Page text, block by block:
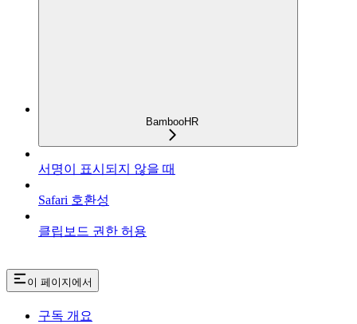
BambooHR
서명이 표시되지 않을 때
Safari 호환성
클립보드 권한 허용
이 페이지에서
구독 개요